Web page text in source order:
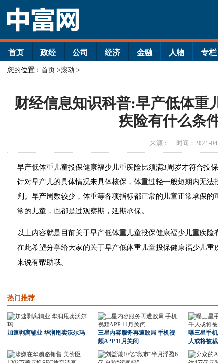
首页 政经 公司 经济 金融 人物 专栏
您的位置： 首页 >滚动 >
财经信息知识科普:早产低体重
疾险有什么条
来源： 时间：2021-
早产低体重儿童投保健康福少儿重疾险比须满3周岁才符合投
针对早产儿的具体情况来具体核保，体重过轻一般短期内无
判。早产周数较少，体重等各项指标都正常的儿童正常承保
常的儿童，也都是过观察期，延期承保。
以上内容就是目前关于早产低体重儿童投保健康福少儿重疾
在此希望分享给大家的关于早产低体重儿童投保健康福少儿
来说有帮助哦。
热门推荐
加速剥离辅业 华润甩卖沃尔玛
三星内容服务再遭败局 手机视
频APP 11月关闭
曝三星手
人或将被裁